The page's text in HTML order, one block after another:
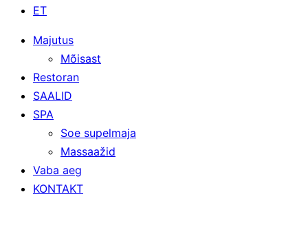
ET
Majutus
Mõisast
Restoran
SAALID
SPA
Soe supelmaja
Massaažid
Vaba aeg
KONTAKT